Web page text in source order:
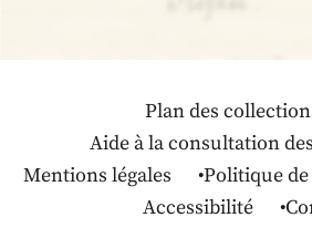
Plan des
Aide à la consultation
Mentions légales
Politique
Accessibilité